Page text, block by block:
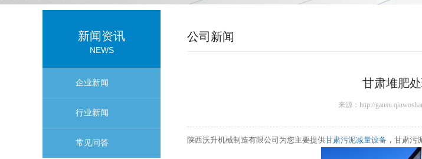
新闻资讯
NEWS
企业新闻
行业新闻
常见问答
公司新闻
甘肃堆肥
来源：http://
陕西沃升机械制造有限公司为您主要提供甘肃污泥减量设备 ，甘肃污